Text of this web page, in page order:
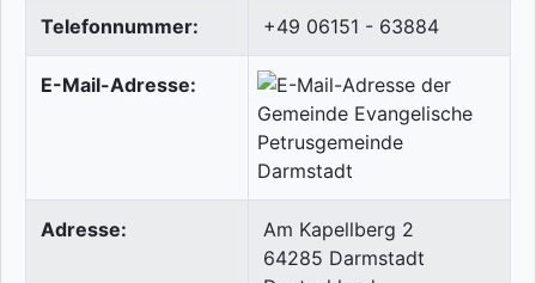
Telefonnummer: +49 06151 - 63884
E-Mail-Adresse:
Adresse:
Am Kapellberg 2
64285 Darmstadt